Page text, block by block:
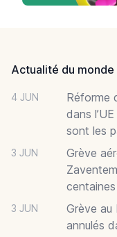
Actualité du
4 JUN
Réforme
dans
sont les
3 JUN
Grève
3 JUN
Grève au
annulés